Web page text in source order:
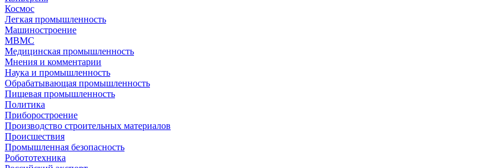
Космос
Легкая промышленность
Машиностроение
МВМС
Медицинская промышленность
Мнения и комментарии
Наука и промышленность
Обрабатывающая промышленность
Пищевая промышленность
Политика
Приборостроение
Производство строительных материалов
Происшествия
Промышленная безопасность
Робототехника